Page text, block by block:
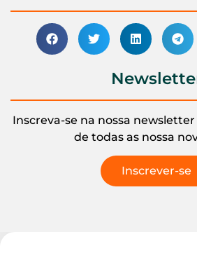
Inscreva-se na nossa
de todas as nossa
Inscrever-se